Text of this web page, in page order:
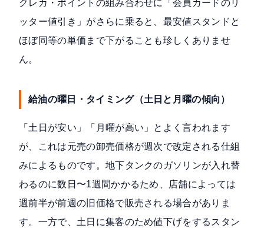
クレカ・ポイントの組み合わせに「会員カードのリ
ッター値引き」がさらに乗ると、最安値スタンドと
ほぼ同等の単価まで下がることも珍しくありませ
ん。
給油の曜日・タイミング（土日と月曜の傾向）
「土日が安い」「月曜が高い」とよく言われます
が、これは元売の卸売価格が週次で改定される仕組
みによるものです。地下タンクのガソリンが入れ替
わるのに数日〜1週間かかるため、店舗によっては
週前半が前週の旧価格で販売される場合がありま
す。一方で、土日に集客のため値下げをするスタン